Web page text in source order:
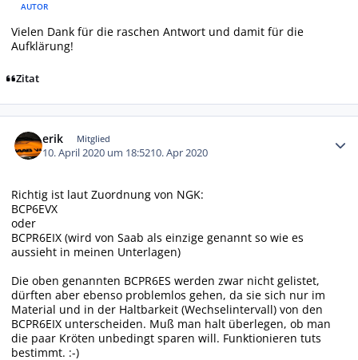
AUTOR
Vielen Dank für die raschen Antwort und damit für die
Aufklärung!
Zitat
erik Mitglied
10. April 2020 um 18:5210. Apr 2020
Richtig ist laut Zuordnung von NGK:
BCP6EVX
oder
BCPR6EIX (wird von Saab als einzige genannt so wie es
aussieht in meinen Unterlagen)
Die oben genannten BCPR6ES werden zwar nicht gelistet,
dürften aber ebenso problemlos gehen, da sie sich nur im
Material und in der Haltbarkeit (Wechselintervall) von den
BCPR6EIX unterscheiden. Muß man halt überlegen, ob man
die paar Kröten unbedingt sparen will. Funktionieren tuts
bestimmt. :-)